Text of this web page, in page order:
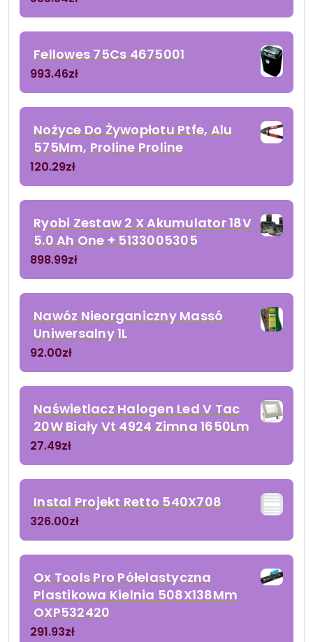
Fellowes 75Cs 4675001
993.46zł
Nożyce Do Żywopłotu Ptfe, Alu
575Mm, Proline Proline
120.29zł
Ryobi Zestaw 2 X Akumulator 18V
5.0 Ah One + 5133005305
898.99zł
Nawóz Nieorganiczny Massó
Uniwersalny 1L
92.00zł
Naświetlacz Halogen Led V Tac
20W Biały Vt 4924 Zimna 1650Lm
27.49zł
Instal Projekt Retto 540X708
326.00zł
Ox Tools Pro Półelastyczna
Plastikowa Kielnia 508X138Mm
OXP532420
291.93zł